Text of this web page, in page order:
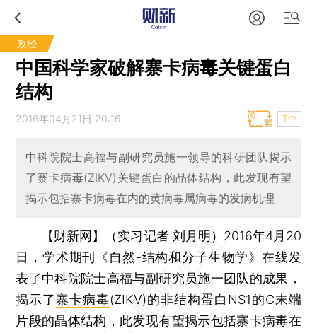
政经
中国科学家破解寨卡病毒关键蛋白
结构
2016年04月21日 20:16 T中
中科院院士高福与副研究员施一领导的科研团队揭示
了寨卡病毒(ZIKV)关键蛋白的晶体结构，此发现有望
揭示包括寨卡病毒在内的黄病毒属病毒的发病机理
【财新网】（实习记者 刘月明） 2016年4月20
日，学术期刊《自然-结构和分子生物学》在线发
表了中科院院士高福与副研究员施一团队的成果，
揭示了寨卡病毒(ZIKV)的非结构蛋白NS1的C末端
片段的晶体结构，此发现有望揭示包括寨卡病毒在